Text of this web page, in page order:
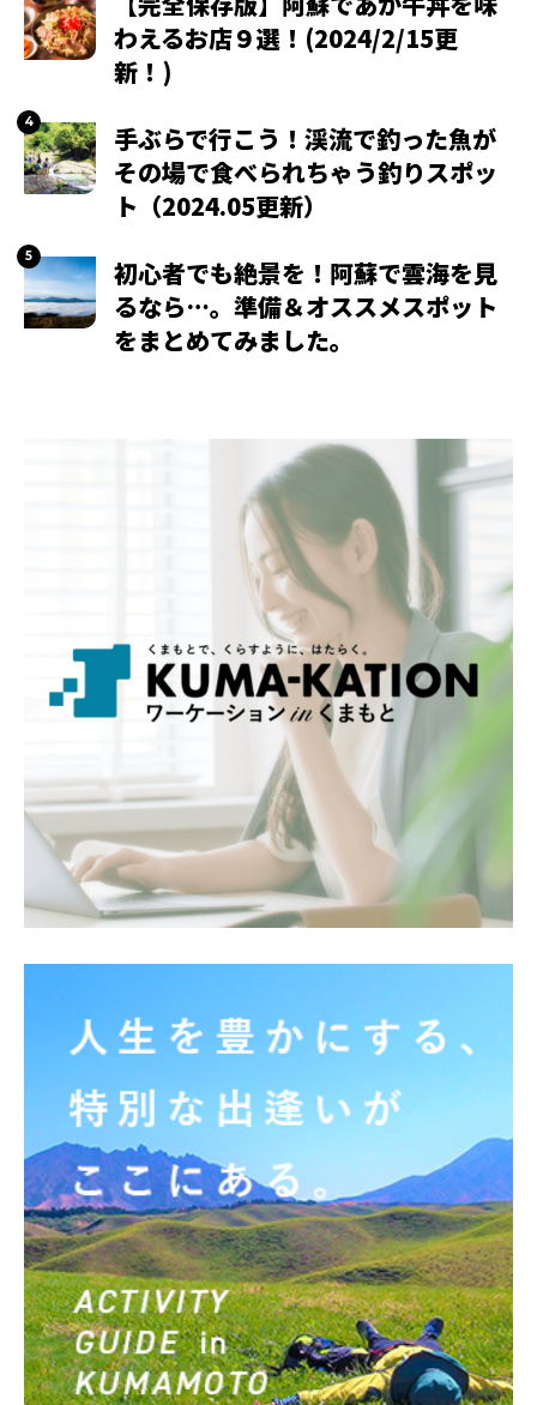
わえるお店９選！(2024/2/15更
新！)
手ぶらで行こう！渓流で釣った魚が
その場で食べられちゃう釣りスポッ
ト（2024.05更新）
初心者でも絶景を！阿蘇で雲海を見
るなら…。準備＆オススメスポット
をまとめてみました。